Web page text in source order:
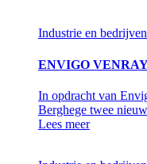
Industrie en bedrijven
ENVIGO
In opdracht van
Berghege twee
Lees meer